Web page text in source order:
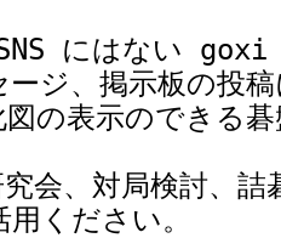
にはない goxi
ジ、掲示板の投
の表示のできる
会、対局検討、
ください。